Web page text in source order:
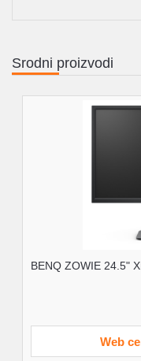
Srodni proizvodi
Monitor